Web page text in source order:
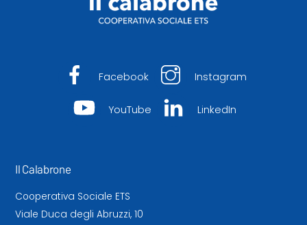
Facebook Instagram
YouTube LinkedIn
Il Calabrone
Cooperativa Sociale ETS
Viale Duca degli Abruzzi, 10